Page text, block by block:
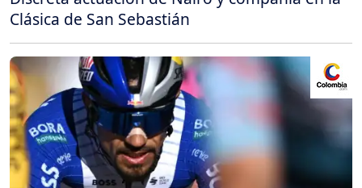
Clásica de San Sebastián